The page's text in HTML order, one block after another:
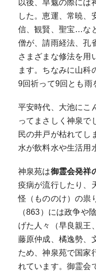
以後、旱魃の際には
した。恵運、常暁、
信、観賢、聖宝…な
僧が、請雨経法、孔
さまざまな修法を用
ます。ちなみに山科
9回祈って9回とも雨
平安時代、大池にこ
ってまさしく神泉で
民の井戸が枯れてし
水が飲料水や生活用
神泉苑は御霊会発祥
疫病が流行したり、
怪（もののけ）の祟
（863）には政争や
げた人々（早良親王
藤原仲成、橘逸勢、
ため、神泉苑で国家
れています。御霊会